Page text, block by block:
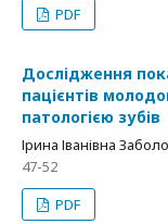
PDF
Дослідження
пацієнтів
патологією зубів
Ірина Іванівна
47-52
PDF